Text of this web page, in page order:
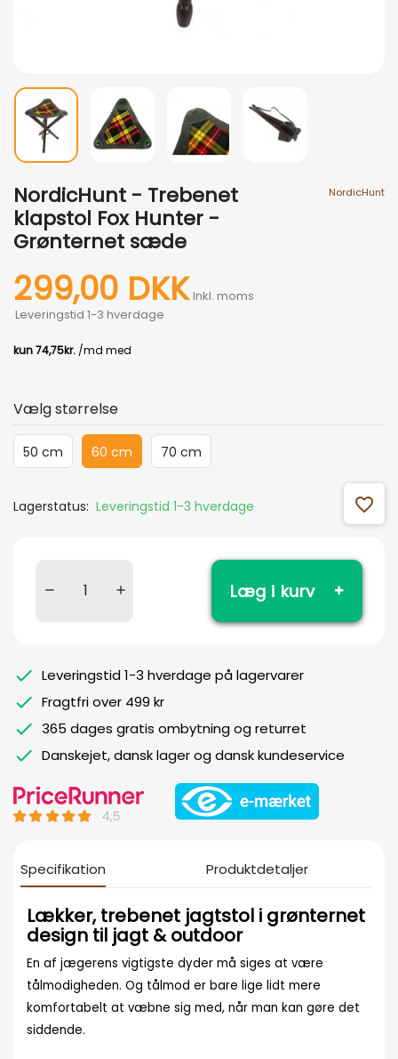
NordicHunt - Trebenet
klapstol Fox Hunter -
Grønternet sæde
299,00 DKK Inkl. moms
Leveringstid 1-3 hverdage
NordicHunt
Vælg størrelse
50 cm 60 cm 70 cm
Lagerstatus: Leveringstid 1-3 hverdage favorite_outline
Læg i kurv
Leveringstid 1-3 hverdage på lagervarer
Fragtfri over 499 kr
365 dages gratis ombytning og returret
Danskejet, dansk lager og dansk kundeservice
Specifikation Produktdetaljer
Lækker, trebenet jagtstol i grønternet
design til jagt & outdoor
En af jægerens vigtigste dyder må siges at være
tålmodigheden. Og tålmod er bare lige lidt mere
komfortabelt at væbne sig med, når man kan gøre det
siddende.